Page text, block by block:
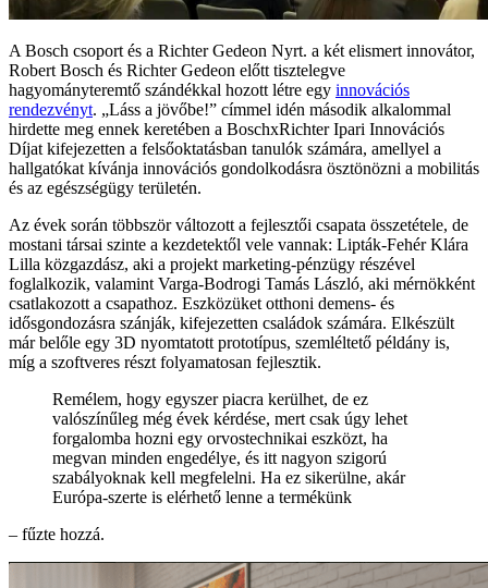
A Bosch csoport és a Richter Gedeon Nyrt. a két elismert innovátor,
Robert Bosch és Richter Gedeon előtt tisztelegve
hagyományteremtő szándékkal hozott létre egy innovációs
rendezvényt. „Láss a jövőbe!” címmel idén második alkalommal
hirdette meg ennek keretében a BoschxRichter Ipari Innovációs
Díjat kifejezetten a felsőoktatásban tanulók számára, amellyel a
hallgatókat kívánja innovációs gondolkodásra ösztönözni a mobilitás
és az egészségügy területén.
Az évek során többször változott a fejlesztői csapata összetétele, de
mostani társai szinte a kezdetektől vele vannak: Lipták-Fehér Klára
Lilla közgazdász, aki a projekt marketing-pénzügy részével
foglalkozik, valamint Varga-Bodrogi Tamás László, aki mérnökként
csatlakozott a csapathoz. Eszközüket otthoni demens- és
idősgondozásra szánják, kifejezetten családok számára. Elkészült
már belőle egy 3D nyomtatott prototípus, szemléltető példány is,
míg a szoftveres részt folyamatosan fejlesztik.
Remélem, hogy egyszer piacra kerülhet, de ez
valószínűleg még évek kérdése, mert csak úgy lehet
forgalomba hozni egy orvostechnikai eszközt, ha
megvan minden engedélye, és itt nagyon szigorú
szabályoknak kell megfelelni. Ha ez sikerülne, akár
Európa-szerte is elérhető lenne a termékünk
– fűzte hozzá.